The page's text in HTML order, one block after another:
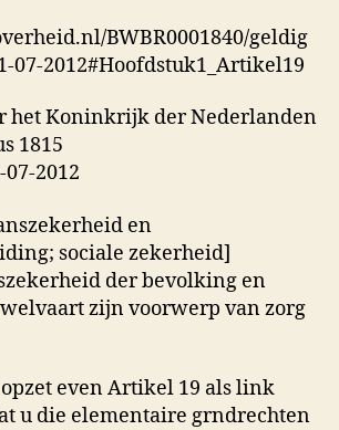
BWBR0001840/geldig
07-2012#Hoofdstuk1_Artikel19
het Koninkrijk der Nederlanden
1815
2012
en
sociale zekerheid]
der bevolking en
zijn voorwerp van zorg
even Artikel 19 als link
u die elementaire grndrechten